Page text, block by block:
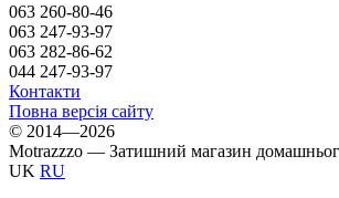
063 260-80-46
063 247-93-97
063 282-86-62
044 247-93-97
Контакти
Повна версія сайту
© 2014—2026
Motrazzzo — Затишний магазин
UK RU